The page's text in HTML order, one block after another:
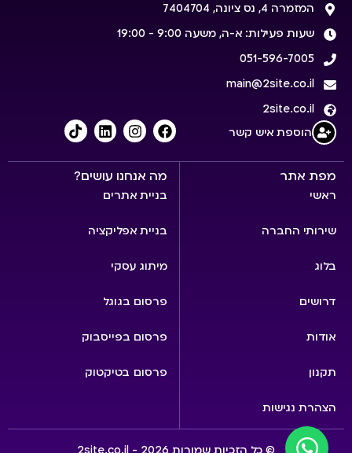
מפת אתר
ראשי
שירותי החברה
בלוג
דרושים
אודות
תקנון
הצהרת נגישות
מה אנחנו עושים?
בניית אתרים
בניית אפליקציה
מיתוג עסקי
פרסום בגוגל
פרסום בפייסבוק
פרסום בטיקטוק
המזמרה 4, נס ציונה, 7404704
שעות פעילות: א-ה, משעה 9:00 - 19:00
051-596-7005
main@2site.co.il
2site.co.il
הוספת איש קשר